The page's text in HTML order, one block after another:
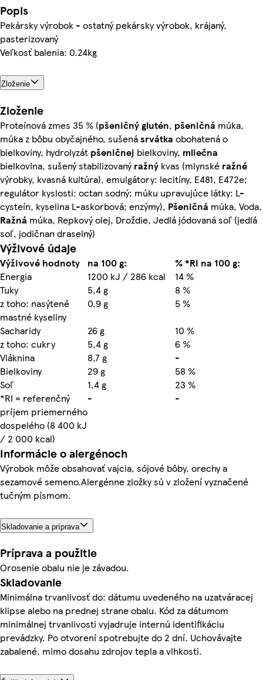
Popis
Pekársky výrobok - ostatný pekársky výrobok, krájaný,
pasterizovaný
Veľkosť balenia: 0.24kg
Zloženie
Zloženie
Proteínová zmes 35 % (pšeničnýglutén, pšeničná múka,
múka z bôbu obyčajného, sušenásrvátka obohatená o
bielkoviny, hydrolyzát pšeničnej bielkoviny, mliečna
bielkovina, sušený stabilizovanýražný kvas (mlynské ražné
výrobky, kvasná kultúra), emulgátory: lecitíny, E481, E472e;
regulátor kyslosti: octan sodný; múku upravujúce látky: L-
cysteín, kyselina L-askorbová; enzýmy), Pšeničná múka, Voda,
Ražná múka, Repkový olej, Droždie, Jedlá jódovaná soľ (jedlá
soľ, jodičnan draselný)
Výživové údaje
Výživové hodnoty na 100 g:
% *RI na 100 g:
Energia
1200 kJ / 286 kcal
14 %
Tuky
5,4 g
8 %
z toho: nasýtené
mastné kyseliny
0,9 g
5 %
Sacharidy
26 g
10 %
z toho: cukry
5,4 g
6 %
Vláknina
8,7 g
-
Bielkoviny
29 g
58 %
Soľ
1,4 g
23 %
*RI = referenčný
príjem priemerného
dospelého (8 400 kJ
/ 2 000 kcal)
- -
Informácie o alergénoch
Výrobok môže obsahovať vajcia, sójové bôby, orechy a
sezamové semeno.Alergénne zložky sú v zložení vyznačené
tučným písmom.
Skladovanie a príprava
Príprava a použitie
Orosenie obalu nie je závadou.
Skladovanie
Minimálna trvanlivosť do: dátumu uvedeného na uzatváracej
klipse alebo na prednej strane obalu. Kód za dátumom
minimálnej trvanlivosti vyjadruje internú identifikáciu
prevádzky. Po otvorení spotrebujte do 2 dní. Uchovávajte
zabalené, mimo dosahu zdrojov tepla a vlhkosti.